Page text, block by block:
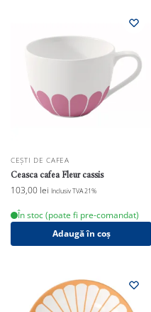
CEȘTI DE CAFEA
Ceasca cafea Fleur cassis
103,00 lei Inclusiv TVA 21%
În stoc (poate fi pre-comandat)
Adaugă în coș